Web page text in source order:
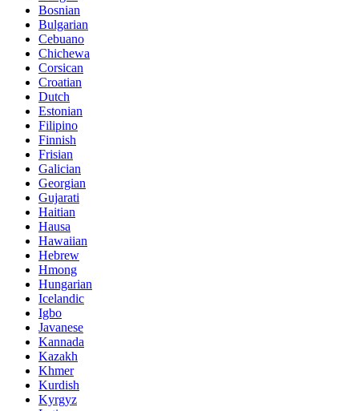
Bosnian
Bulgarian
Cebuano
Chichewa
Corsican
Croatian
Dutch
Estonian
Filipino
Finnish
Frisian
Galician
Georgian
Gujarati
Haitian
Hausa
Hawaiian
Hebrew
Hmong
Hungarian
Icelandic
Igbo
Javanese
Kannada
Kazakh
Khmer
Kurdish
Kyrgyz